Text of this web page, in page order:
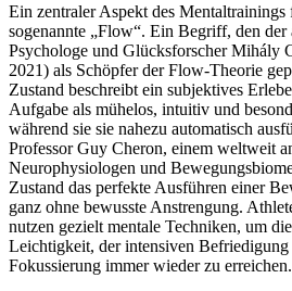
Ein zentraler Aspekt des Mentaltrainings
sogenannte „Flow“. Ein Begriff, den der
Psychologe und Glücksforscher Mihály
2021) als Schöpfer der Flow-Theorie
Zustand beschreibt ein subjektives
Aufgabe als mühelos, intuitiv und
während sie sie nahezu automatisch
Professor Guy Cheron, einem weltweit
Neurophysiologen und
Zustand das perfekte Ausführen einer
ganz ohne bewusste Anstrengung.
nutzen gezielt mentale Techniken, um
Leichtigkeit, der intensiven
Fokussierung immer wieder zu erreichen.